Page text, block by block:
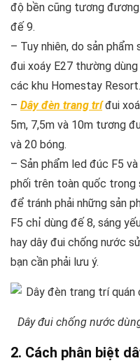
độ bền cũng tương
đế 9.
– Tuy nhiên, do sản
đui xoáy E27 thường
các khu Homestay
– Dây đèn trang tríđui
5m, 7,5m và 10m tương
và 20 bóng.
– Sản phẩm led đúc F5
phối trên toàn quốc trong
để tránh phải những sản
F5 chỉ dùng đế 8, sáng
hay dây đui chống nước
bạn cần phải lưu ý.
Dây đui chống nước
2. Cách phân biệt